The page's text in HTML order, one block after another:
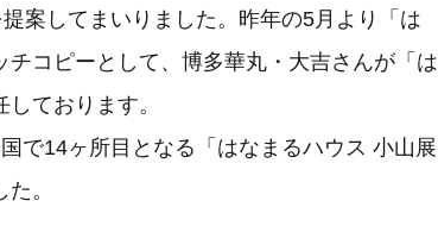
案してまいりました。昨年の5月より「は
コピーとして、博多華丸・大吉さんが「は
ております。
で14ヶ所目となる「はなまるハウス 小山展
。